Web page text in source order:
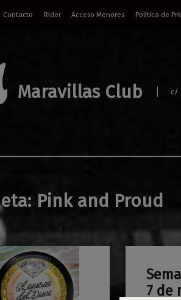
Contacto Rider Acceso Menores Política de
Maravillas Club c/
Pink and Proud
7 de
03/05/2017
0
Maravillas